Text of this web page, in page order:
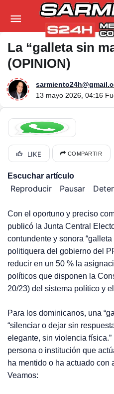
La “galleta sin
(OPINION)
13 mayo 2026, 04:16
LIKE COMPARTIR
Escuchar artículo
Reproducir Pausar
Con el oportuno y preciso
publicó la Junta Central
contundente y sonora
politiquera del gobierno del
reducir en un 50 % la
políticos que disponen la
20/23) del sistema político y
Para los dominicanos, una
“silenciar o dejar sin
elegante, sin violencia
persona o institución que
ha mentido o ha actuado con
Veamos:
La “galleta sin mano” de